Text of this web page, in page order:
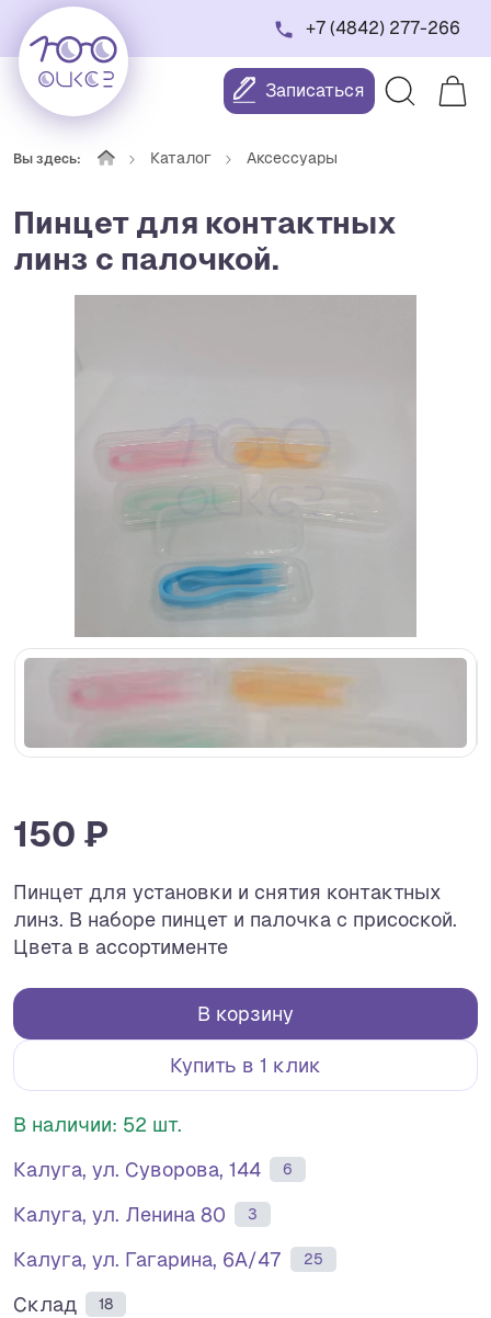
+7 (4842) 277-266
Записаться
Вы здесь: Каталог Аксессуары
Пинцет для контактных
линз с палочкой.
150 ₽
Пинцет для установки и снятия контактных
линз. В наборе пинцет и палочка с присоской.
Цвета в ассортименте
В корзину
Купить в 1 клик
В наличии: 52 шт.
Калуга, ул. Суворова, 144
6
Калуга, ул. Ленина 80 3
Калуга, ул. Гагарина, 6А/47 25
Склад 18